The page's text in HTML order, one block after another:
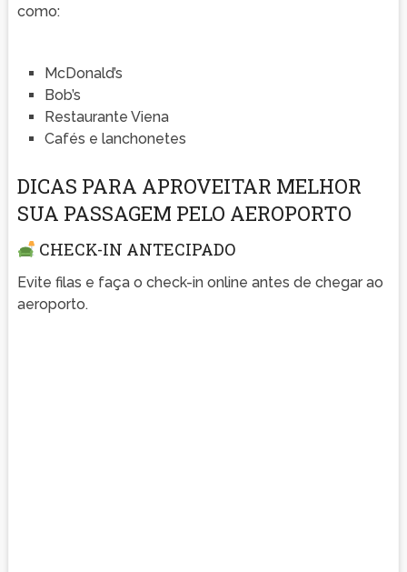
como:
McDonald’s
Bob’s
Restaurante Viena
Cafés e lanchonetes
DICAS PARA APROVEITAR MELHOR
SUA PASSAGEM PELO AEROPORTO
CHECK-IN ANTECIPADO
Evite filas e faça o check-in online antes de chegar ao
aeroporto.